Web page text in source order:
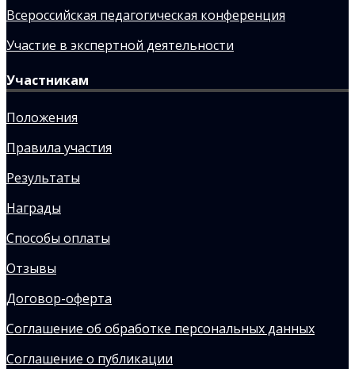
Всероссийская педагогическая конференция
Участие в экспертной деятельности
Участникам
Положения
Правила участия
Результаты
Награды
Способы оплаты
Отзывы
Договор-оферта
Соглашение об обработке персональных данных
Соглашение о публикации